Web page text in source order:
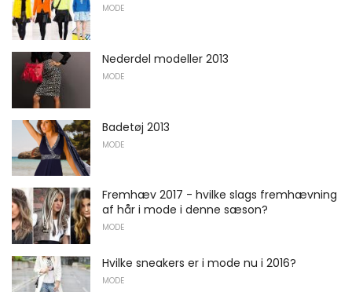
MODE
Nederdel modeller 2013
MODE
Badetøj 2013
MODE
Fremhæv 2017 - hvilke slags fremhævning
af hår i mode i denne sæson?
MODE
Hvilke sneakers er i mode nu i 2016?
MODE